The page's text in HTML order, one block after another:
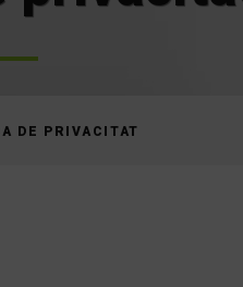
DE PRIVACITAT